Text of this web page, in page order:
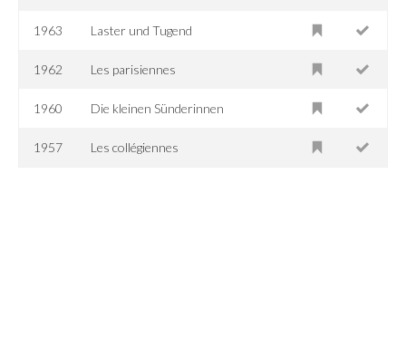
1963 Laster und Tugend
1962 Les parisiennes
1960 Die kleinen Sünderinnen
1957 Les collégiennes